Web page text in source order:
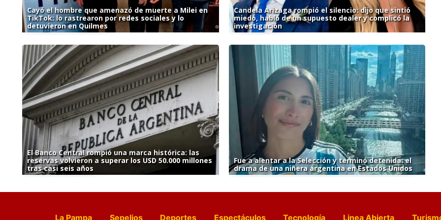
Cayó el hombre que amenazó de muerte a Milei en
TikTok: lo rastrearon por redes sociales y lo
detuvieron en Quilmes
Candela Arizaga rompió el silencio: dijo que sintió
miedo, habló de un supuesto dealer y complicó la
investigación
El Banco Central rompió una marca histórica: las
reservas volvieron a superar los USD 50.000 millones
tras casi seis años
Fue a alentar a la Selección y terminó detenida: el
drama de una niñera argentina en Estados Unidos
La Pampa Sepelios Deportes Espectáculos Tecnología Linea Abierta